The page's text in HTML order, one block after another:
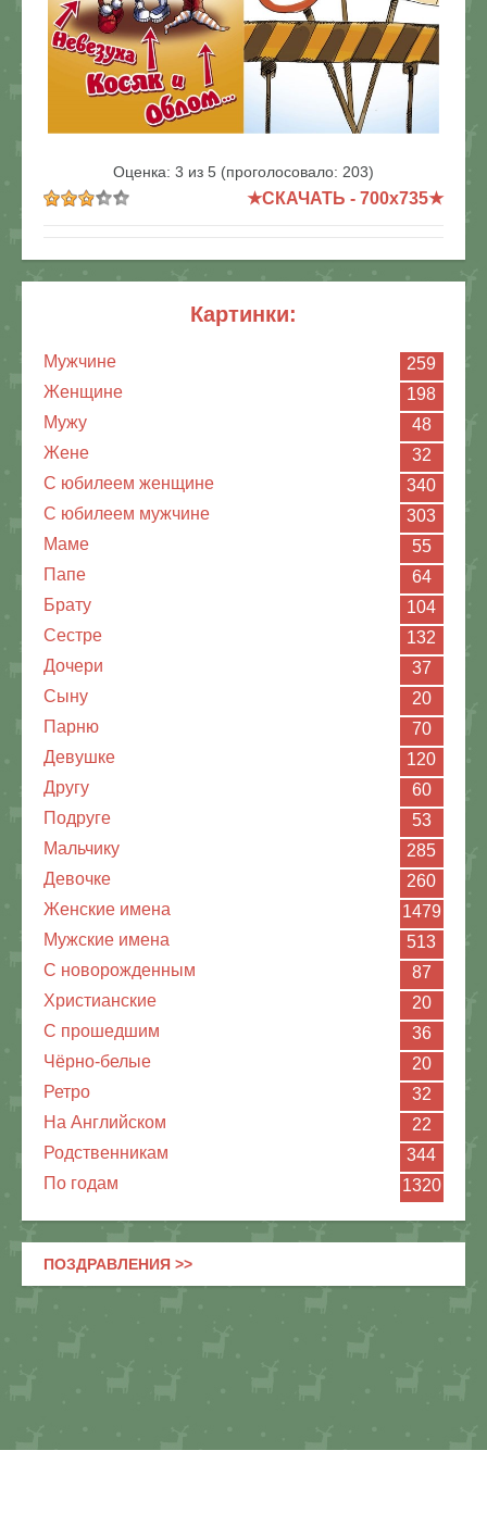
картинки:
Мужчине
259
Женщине
198
Мужу
48
Жене
32
С юбилеем женщине
340
С юбилеем мужчине
303
Маме
55
Папе
64
Брату
104
Сестре
132
Дочери
37
Сыну
20
Парню
70
Девушке
120
Другу
60
Подруге
53
Мальчику
285
Девочке
260
Женские имена
1479
Мужские имена
513
С новорожденным
87
Христианские
20
C прошедшим
36
Чёрно-белые
20
Ретро
32
На Английском
22
Родственникам
344
По годам
1320
ПОЗДРАВЛЕНИЯ >>
Оценка: 3 из 5 (проголосовало: 203)
★СКАЧАТЬ - 700x735★